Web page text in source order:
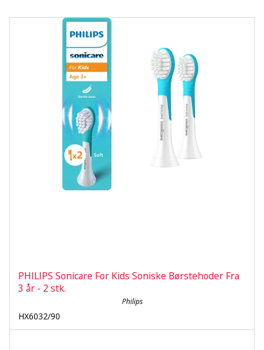
PHILIPS Sonicare For Kids Soniske Børstehoder Fra
3 år - 2 stk.
Philips
HX6032/90